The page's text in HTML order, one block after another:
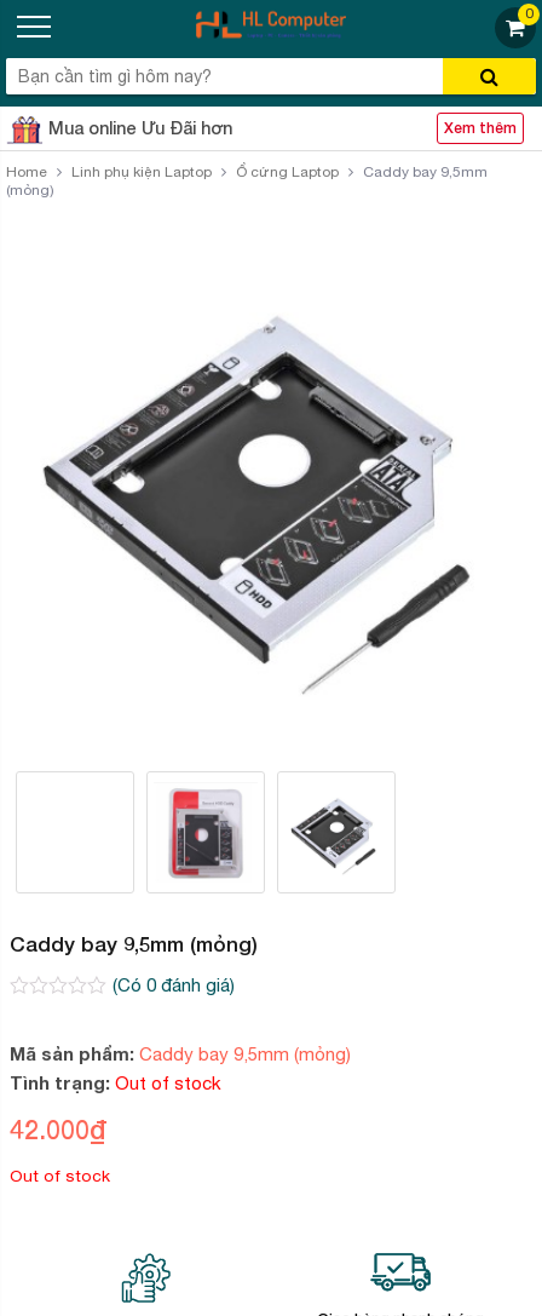
0
Mua online Ưu Đãi hơn Xem thêm
Home Linh phụ kiện Laptop Ổ cứng Laptop
Caddy bay 9,5mm
(mỏng)
Caddy bay 9,5mm (mỏng)
5
dựa
trên
giá
(Có 0đánh giá)
Mã sản phẩm: Caddy bay 9,5mm (mỏng)
Tình trạng: Out of stock
42.000₫
Out of stock